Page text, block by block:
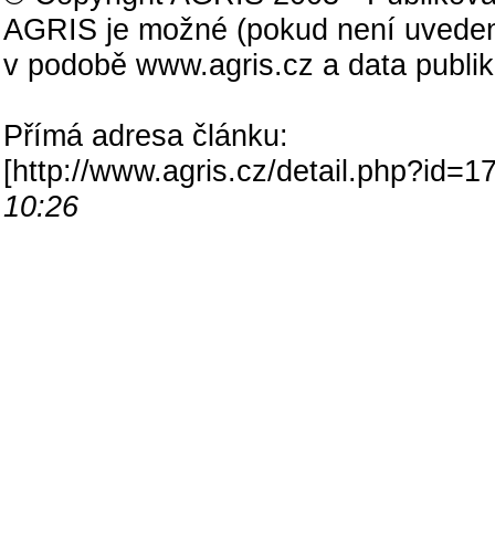
AGRIS je možné (pokud není
v podobě www.agris.cz a data
Přímá adresa článku:
[http://www.agris.cz/
10:26